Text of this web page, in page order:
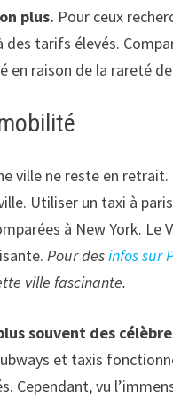
plus. Pour ceux
des tarifs élevés.
en raison de la rareté de
ville ne reste en retrait.
Utiliser un taxi à
à New York. Le
Pour desinfos sur
ville fascinante.​
souvent des
et taxis
Cependant, vu